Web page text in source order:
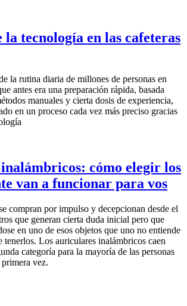
la tecnología en las cafeteras
la rutina diaria de millones de personas en
antes era una preparación rápida, basada
manuales y cierta dosis de experiencia,
en un proceso cada vez más preciso gracias
cómo elegir los
van a funcionar para vos
compran por impulso y decepcionan desde el
que generan cierta duda inicial pero que
en uno de esos objetos que uno no entiende
tenerlos. Los auriculares inalámbricos caen
categoría para la mayoría de las personas
vez.